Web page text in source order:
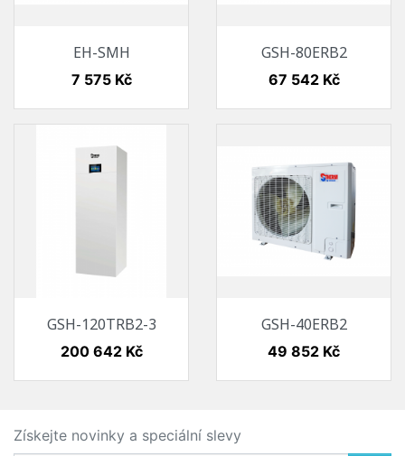
EH-SMH
Cena
7 575 Kč
GSH-80ERB2
Cena
67 542 Kč
GSH-120TRB2-3
Cena
200 642 Kč
GSH-40ERB2
Cena
49 852 Kč
Získejte novinky a speciální slevy